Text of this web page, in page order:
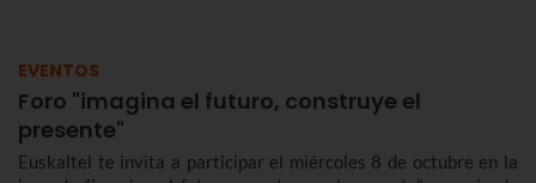
EVENTOS
Foro "imagina el futuro, construye el
presente"
Euskaltel te invita a participar el miércoles 8 de octubre en la